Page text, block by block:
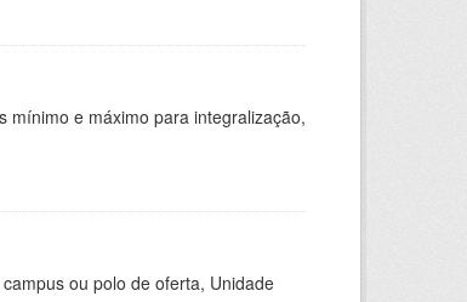
mínimo e máximo para integralização,
ou polo de oferta, Unidade